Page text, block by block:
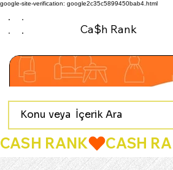
google-site-verification: google2c35c5899450bab4.html
Ca$h Rank
CASH RANK